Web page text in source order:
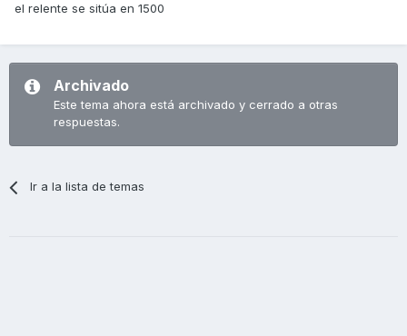
el relente se sitúa en 1500
Archivado
Este tema ahora está archivado y cerrado a otras
respuestas.
Ir a la lista de temas